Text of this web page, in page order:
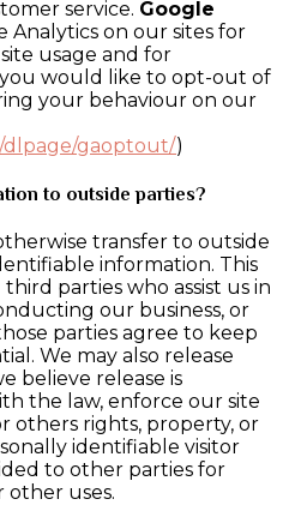
service. Google
Analytics on our sites for
usage and for
would like to opt-out of
your behaviour on our
dlpage/gaoptout/)
to outside parties?
transfer to outside
information. This
parties who assist us in
our business, or
parties agree to keep
We may also release
believe release is
the law, enforce our site
others rights, property, or
identifiable visitor
to other parties for
other uses.